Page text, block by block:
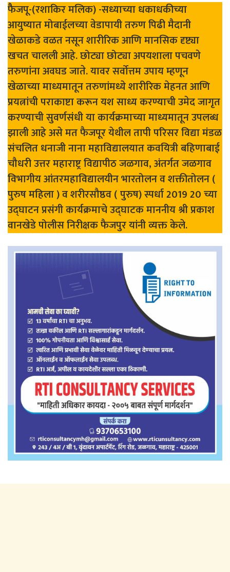
फैैजपू-(रशाकिर मलिक) -सध्याच्या धकाधकीच्या
आयुष्यात मोबाईलच्या वेडापायी तरुण पिढी मैदानी
खेळाकडे वळत नसून शारीरिक आणि मानसिक दृष्ट्या
खचत चालली आहे. छोट्या छोट्या अपयशाला पचवणे
तरुणांना अवघड जाते. यावर सर्वोत्तम उपाय म्हणून
खेळाच्या माध्यमातून तरुणांमध्ये शारीरिक मेहनत आणि
प्रयत्नांची पराकाष्टा करून यश साध्य करण्याची उमेद जागृत
करण्याची सुवर्णसंधी या कार्यक्रमाच्या माध्यमातून उपलब्ध
झाली आहे असे मत फैजपूर येथील तापी परिसर विद्या मंडळ
संचलित धनाजी नाना महाविद्यालयात कवयित्री बहिणाबाई
चौधरी उत्तर महाराष्ट्र विद्यापीठ जळगाव, अंतर्गत जळगाव
विभागीय आंतरमहाविद्यालयीन भारतोलन व शक्तीतोलन (
पुरुष महिला ) व शरीरसौष्ठव ( पुरुष) स्पर्धा 2019 20 च्या
उद्घाटन प्रसंगी कार्यक्रमाचे उद्घाटक माननीय श्री प्रकाश
वानखेडे पोलीस निरीक्षक फैजपुर यांनी व्यक्त केले.